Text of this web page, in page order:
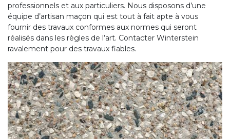
professionnels et aux particuliers. Nous disposons d’une
équipe d’artisan maçon qui est tout à fait apte à vous
fournir des travaux conformes aux normes qui seront
réalisés dans les règles de l’art. Contacter Winterstein
ravalement pour des travaux fiables.